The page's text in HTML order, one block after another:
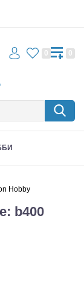
0 0
Hobby
b400